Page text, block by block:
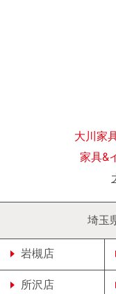
大川家
家具&
埼玉
岩槻店
所沢店